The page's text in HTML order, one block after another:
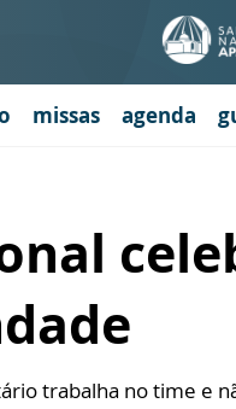
missas agenda
trabalha no time e